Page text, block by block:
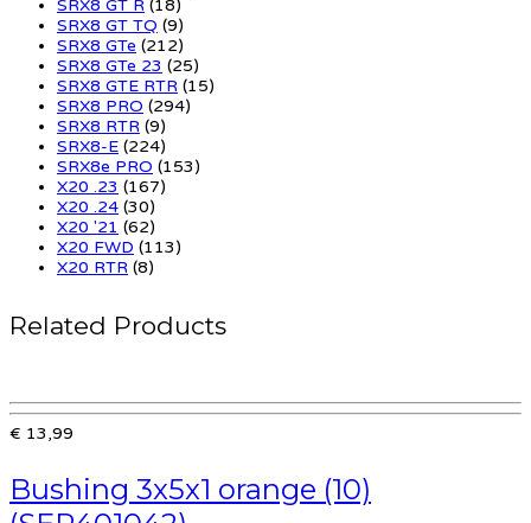
SRX8 GT R (18)
SRX8 GT TQ (9)
SRX8 GTe (212)
SRX8 GTe 23 (25)
SRX8 GTE RTR (15)
SRX8 PRO (294)
SRX8 RTR (9)
SRX8-E (224)
SRX8e PRO (153)
X20 .23 (167)
X20 .24 (30)
X20 '21 (62)
X20 FWD (113)
X20 RTR (8)
Related Products
€ 13,99
Bushing 3x5x1 orange (10)